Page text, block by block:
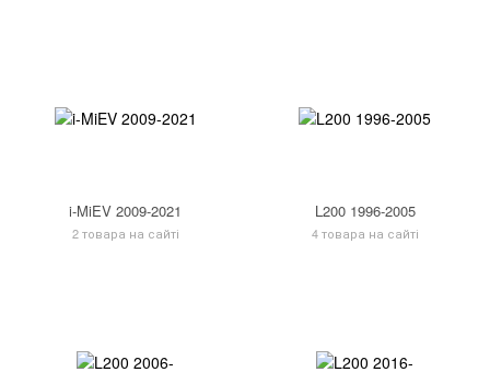
i-MiEV 2009-2021
2 товара на сайті
L200 1996-2005
4 товара на сайті